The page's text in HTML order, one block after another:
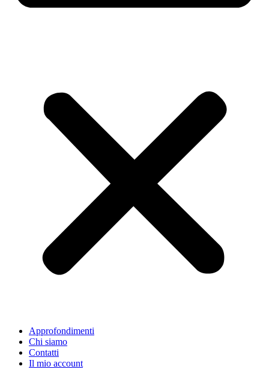
Approfondimenti
Chi siamo
Contatti
Il mio account